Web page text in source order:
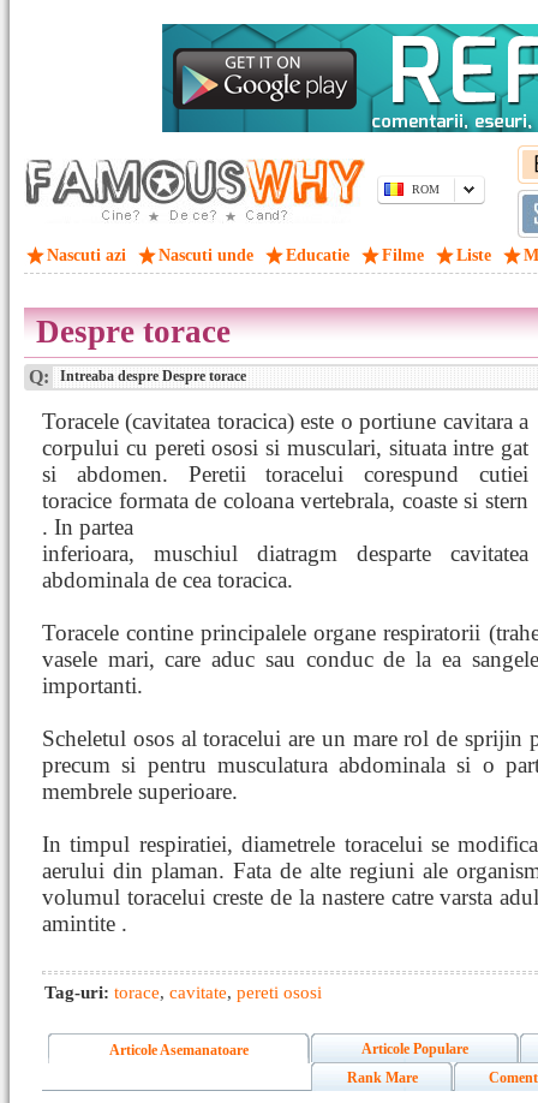
ROM
Nascuti azi Nascuti unde Educatie Filme Liste
Despre torace
Q: Intreaba despre Despre torace
Toracele (cavitatea toracica) este o portiune cavitara a
corpului cu pereti ososi si musculari, situata intre gat
si abdomen. Peretii toracelui corespund cutiei
toracice formata de coloana vertebrala, coaste si stern
. In partea
inferioara, muschiul diatragm desparte cavitatea
abdominala de cea toracica.
Toracele contine principalele organe respiratorii
vasele mari, care aduc sau conduc de la ea
importanti.
Scheletul osos al toracelui are un mare rol de sprijin
precum si pentru musculatura abdominala si o
membrele superioare.
In timpul respiratiei, diametrele toracelui se
aerului din plaman. Fata de alte regiuni ale
volumul toracelui creste de la nastere catre varsta
amintite .
Tag-uri: torace, cavitate, pereti ososi
Articole Asemanatoare
Articole Populare
Rank Mare